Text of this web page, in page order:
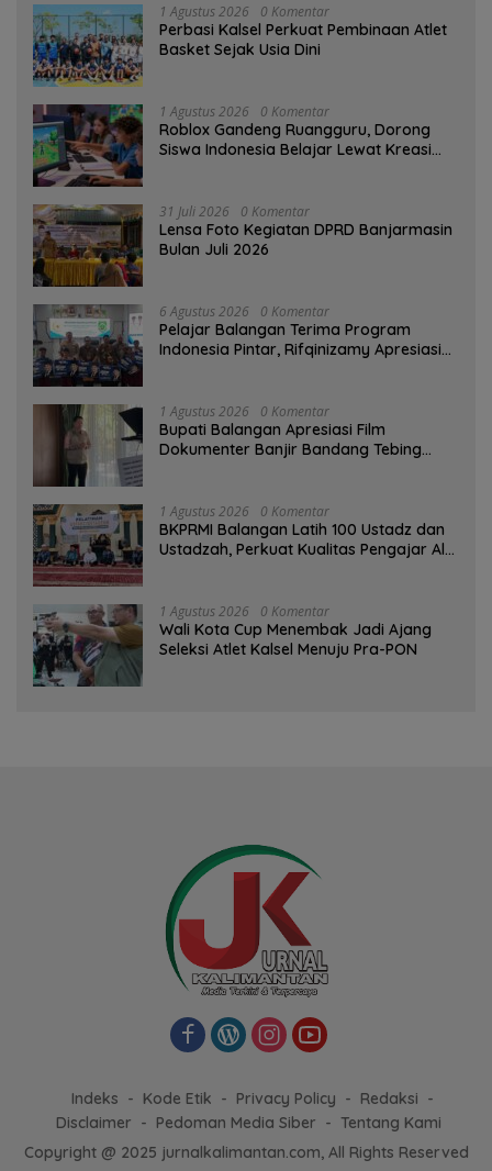
1 Agustus 2026 0 Komentar
Perbasi Kalsel Perkuat Pembinaan Atlet
Basket Sejak Usia Dini
1 Agustus 2026 0 Komentar
Roblox Gandeng Ruangguru, Dorong
Siswa Indonesia Belajar Lewat Kreasi
31 Juli 2026 0 Komentar
Lensa Foto Kegiatan DPRD Banjarmasin
Bulan Juli 2026
6 Agustus 2026 0 Komentar
Pelajar Balangan Terima Program
Indonesia Pintar, Rifqinizamy Apresiasi
1 Agustus 2026 0 Komentar
Bupati Balangan Apresiasi Film
Dokumenter Banjir Bandang Tebing
1 Agustus 2026 0 Komentar
BKPRMI Balangan Latih 100 Ustadz dan
Ustadzah, Perkuat Kualitas Pengajar Al-
1 Agustus 2026 0 Komentar
Wali Kota Cup Menembak Jadi Ajang
Seleksi Atlet Kalsel Menuju Pra-PON
Indeks Kode Etik Privacy Policy
Redaksi
Disclaimer
Pedoman Media Siber
Tentang Kami
Copyright @ 2025 jurnalkalimantan.com, All Rights Reserved